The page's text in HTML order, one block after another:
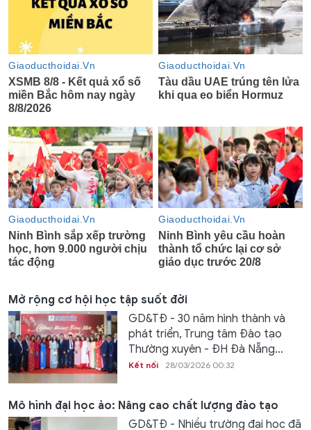
Mở rộng cơ hội học tập suốt đời
GD&TĐ - 30 năm hình thành và
phát triển, Trung tâm Đào tạo
Thường xuyên - ĐH Đà Nẵng...
Kết nối 28/03/2026 00:32
Mô hình đại học ảo: Nâng cao chất lượng đào tạo
GD&TĐ - Nhiều trường đại học đã